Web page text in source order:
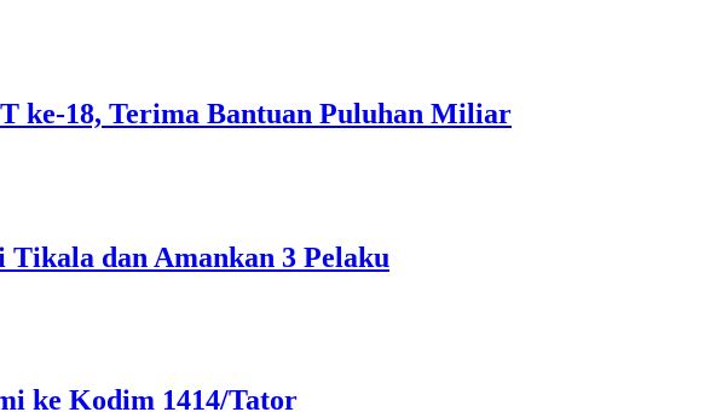
ke-18, Terima Bantuan Puluhan Miliar
dan Amankan 3 Pelaku
ke Kodim 1414/Tator